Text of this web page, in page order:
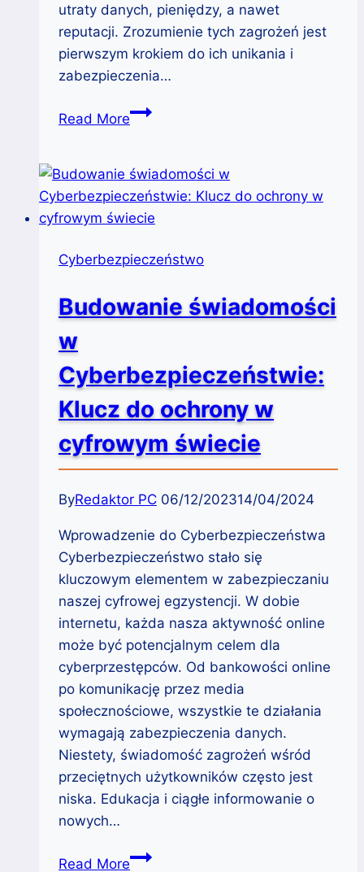
utraty danych, pieniędzy, a nawet
reputacji. Zrozumienie tych zagrożeń jest
pierwszym krokiem do ich unikania i
zabezpieczenia…
Read MoreRodzaje
Cyberbezpieczeństwo
Budowanie świadomości
w
Cyberbezpieczeństwie:
Klucz do ochrony w
cyfrowym świecie
ByRedaktor PC 06/12/202314/04/2024
Wprowadzenie do Cyberbezpieczeństwa
Cyberbezpieczeństwo stało się
kluczowym elementem w zabezpieczaniu
naszej cyfrowej egzystencji. W dobie
internetu, każda nasza aktywność online
może być potencjalnym celem dla
cyberprzestępców. Od bankowości online
po komunikację przez media
społecznościowe, wszystkie te działania
wymagają zabezpieczenia danych.
Niestety, świadomość zagrożeń wśród
przeciętnych użytkowników często jest
niska. Edukacja i ciągłe informowanie o
nowych…
Read MoreBudowanie